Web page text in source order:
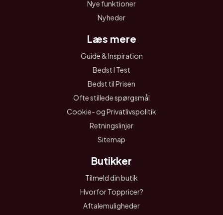
Nye funktioner
Nyheder
Læs mere
Guide & Inspiration
Bedst I Test
Bedst til Prisen
Ofte stillede spørgsmål
Cookie- og Privatlivspolitik
Retningslinjer
Sitemap
Butikker
Tilmeld din butik
Hvorfor Toppricer?
Aftalemuligheder